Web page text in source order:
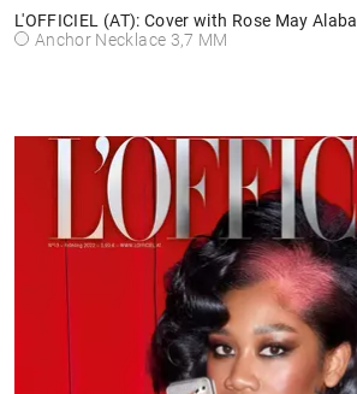
L'OFFICIEL (AT): Cover with Rose May Alaba
Anchor Necklace 3,7 MM